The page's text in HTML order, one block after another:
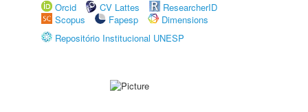
Orcid
CV Lattes
ResearcherID
Scopus
Fapesp
Dimensions
Repositório Institucional UNESP